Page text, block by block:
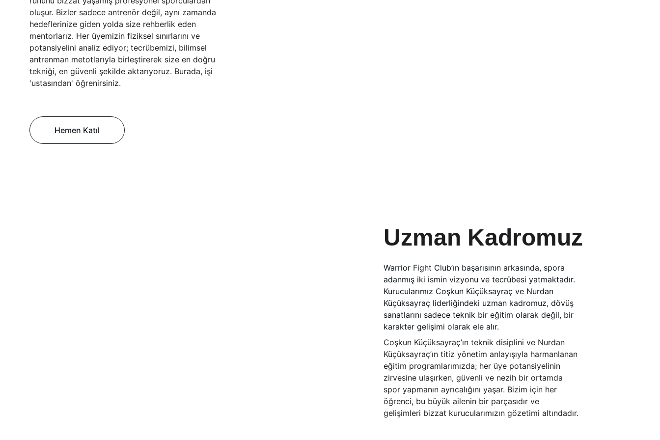
oluşur. Bizler sadece antrenör değil, aynı zamanda
hedeflerinize giden yolda size rehberlik eden
mentorlarız. Her üyemizin fiziksel sınırlarını ve
potansiyelini analiz ediyor; tecrübemizi, bilimsel
antrenman metotlarıyla birleştirerek size en doğru
tekniği, en güvenli şekilde aktarıyoruz. Burada, işi
'ustasından' öğrenirsiniz.
Hemen Katıl
Uzman Kadromuz
Warrior Fight Club’ın başarısının arkasında, spora
adanmış iki ismin vizyonu ve tecrübesi yatmaktadır.
Kurucularımız Coşkun Küçüksayraç ve Nurdan
Küçüksayraç liderliğindeki uzman kadromuz, dövüş
sanatlarını sadece teknik bir eğitim olarak değil, bir
karakter gelişimi olarak ele alır.
Coşkun Küçüksayraç’ın teknik disiplini ve Nurdan
Küçüksayraç’ın titiz yönetim anlayışıyla harmanlanan
eğitim programlarımızda; her üye potansiyelinin
zirvesine ulaşırken, güvenli ve nezih bir ortamda
spor yapmanın ayrıcalığını yaşar. Bizim için her
öğrenci, bu büyük ailenin bir parçasıdır ve
gelişimleri bizzat kurucularımızın gözetimi altındadır.